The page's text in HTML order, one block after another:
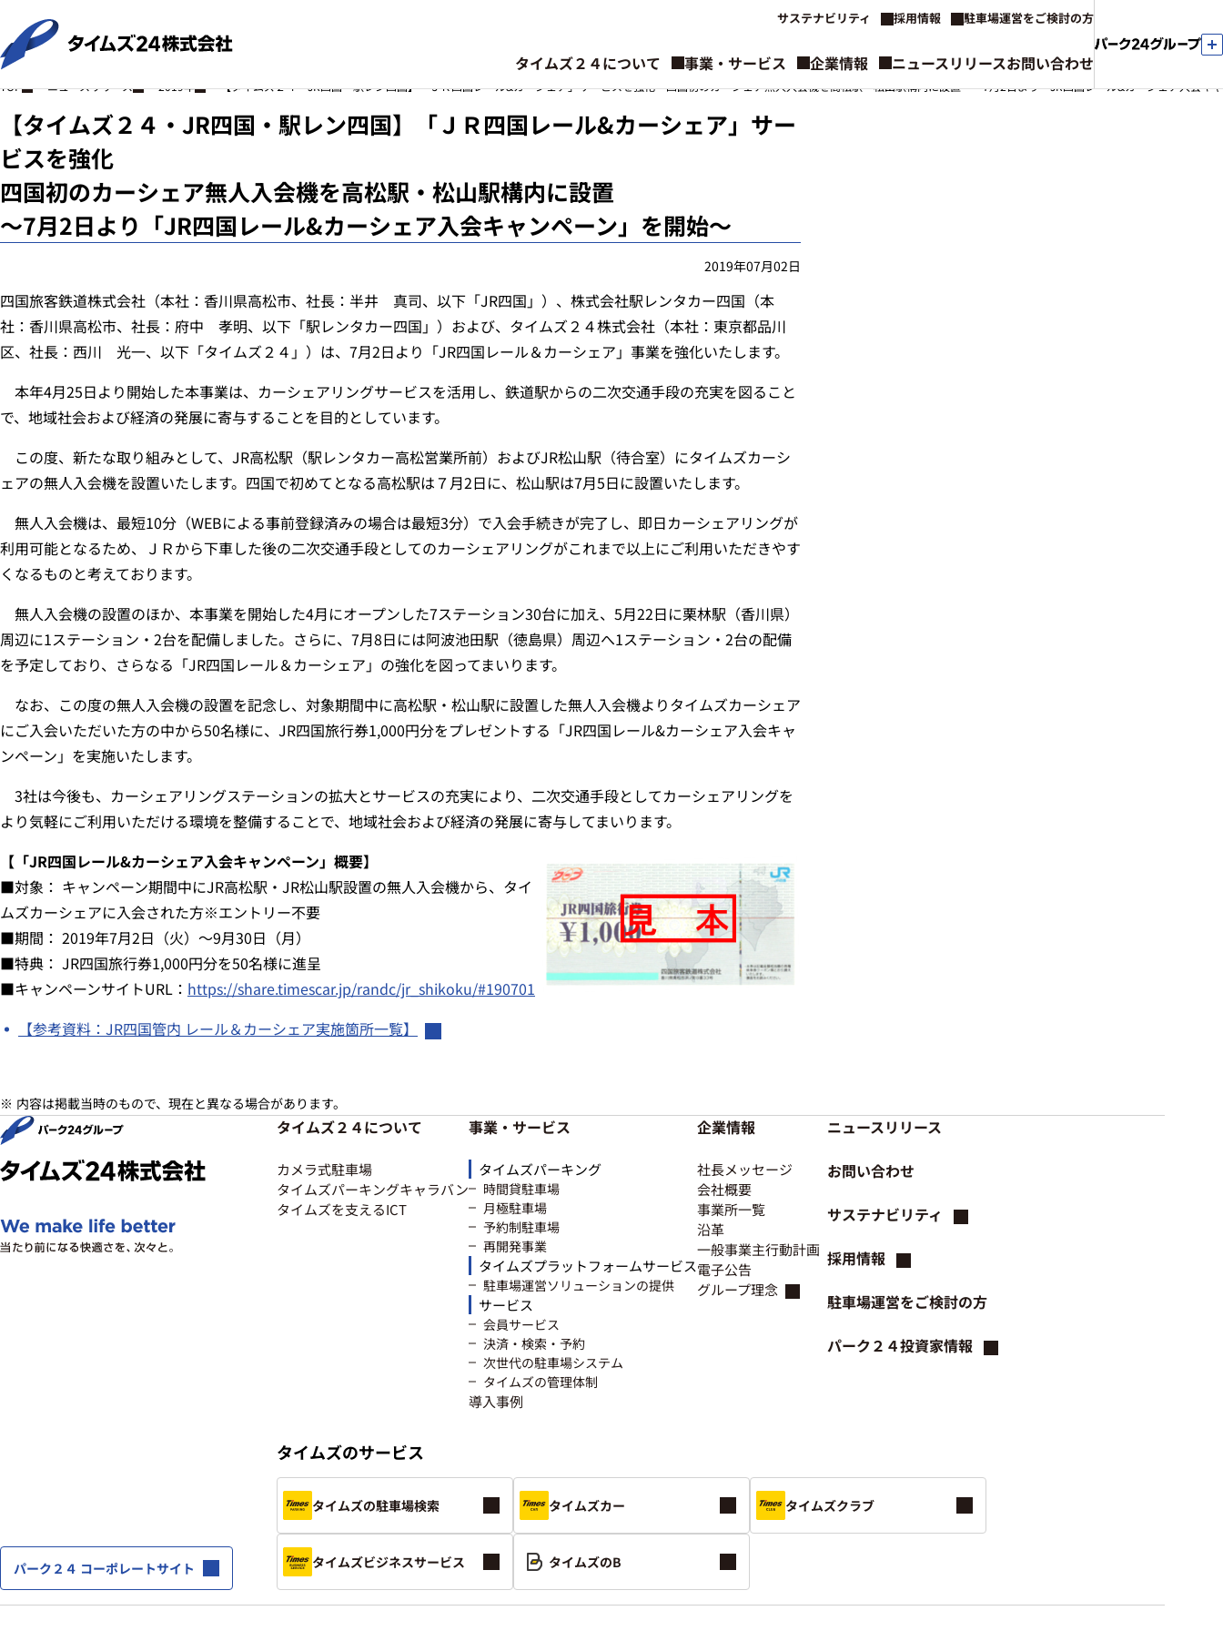
タイムズ２４について 事業・サービス 企業情報 ニュースリリースお問い合わせ
サステナビリティ 採用情報 駐車場運営をご検討の方
TOP ニュースリリース 2019年 【タイムズ２４・JR四国・駅レン四国】「ＪＲ四国レール&カーシェア」サービスを強化 四国初のカーシェア無人入会機を高松駅・松山駅構内に設置 ～7月2日より「JR四国レール&カーシェア入会キ
【タイムズ２４・JR四国・駅レン四国】「ＪＲ四国レール&カーシェア」サー
ビスを強化
四国初のカーシェア無人入会機を高松駅・松山駅構内に設置
～7月2日より「JR四国レール&カーシェア入会キャンペーン」を開始～
2019年07月02日
四国旅客鉄道株式会社（本社：香川県高松市、社長：半井 真司、以下「JR四国」）、株式会社駅レンタカー四国（本
社：香川県高松市、社長：府中 孝明、以下「駅レンタカー四国」）および、タイムズ２４株式会社（本社：東京都品川
区、社長：西川 光一、以下「タイムズ２４」）は、7月2日より「JR四国レール＆カーシェア」事業を強化いたします。
本年4月25日より開始した本事業は、カーシェアリングサービスを活用し、鉄道駅からの二次交通手段の充実を図ること
で、地域社会および経済の発展に寄与することを目的としています。
この度、新たな取り組みとして、JR高松駅（駅レンタカー高松営業所前）およびJR松山駅（待合室）にタイムズカーシ
ェアの無人入会機を設置いたします。四国で初めてとなる高松駅は７月2日に、松山駅は7月5日に設置いたします。
無人入会機は、最短10分（WEBによる事前登録済みの場合は最短3分）で入会手続きが完了し、即日カーシェアリングが
利用可能となるため、ＪＲから下車した後の二次交通手段としてのカーシェアリングがこれまで以上にご利用いただきやす
くなるものと考えております。
無人入会機の設置のほか、本事業を開始した4月にオープンした7ステーション30台に加え、5月22日に栗林駅（香川県）
周辺に1ステーション・2台を配備しました。さらに、7月8日には阿波池田駅（徳島県）周辺へ1ステーション・2台の配備
を予定しており、さらなる「JR四国レール＆カーシェア」の強化を図ってまいります。
なお、この度の無人入会機の設置を記念し、対象期間中に高松駅・松山駅に設置した無人入会機よりタイムズカーシェア
にご入会いただいた方の中から50名様に、JR四国旅行券1,000円分をプレゼントする「JR四国レール&カーシェア入会キャ
ンペーン」を実施いたします。
3社は今後も、カーシェアリングステーションの拡大とサービスの充実により、二次交通手段としてカーシェアリングを
より気軽にご利用いただける環境を整備することで、地域社会および経済の発展に寄与してまいります。
【「JR四国レール&カーシェア入会キャンペーン」概要】
■対象： キャンペーン期間中にJR高松駅・JR松山駅設置の無人入会機から、タイ
ムズカーシェアに入会された方※エントリー不要
■期間 ： 2019年7月2日（火）～9月30日（月）
■特典： JR四国旅行券1,000円分を50名様に進呈
■キャンペーンサイトURL： https://share.timescar.jp/randc/jr_shikoku/#190701
【参考資料：JR四国管内 レール＆カーシェア実施箇所一覧】
内容は掲載当時のもので、現在と異なる場合があります。
タイムズ２４について
カメラ式駐車場
タイムズパーキングキャラバン
タイムズを支えるICT​
事業・サービス
タイムズパーキング
時間貸駐車場
月極駐車場
予約制駐車場
再開発事業
タイムズプラットフォームサービス
駐車場運営ソリューションの提供
サービス
会員サービス
決済・検索・予約
次世代の駐車場システム
タイムズの管理体制
導入事例
企業情報
社長メッセージ
会社概要
事業所一覧
沿革
一般事業主行動計画
電子公告
グループ理念
ニュースリリース
お問い合わせ
サステナビリティ
採用情報
駐車場運営をご検討の方
パーク２４投資家情報
タイムズのサービス
タイムズの駐車場検索 タイムズカー タイムズクラブ
タイムズビジネスサービス タイムズのB
パーク２４ コーポレートサイト